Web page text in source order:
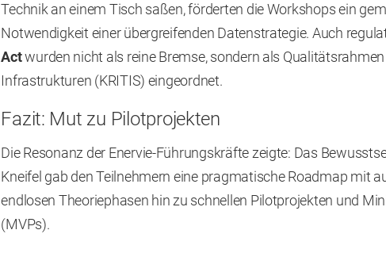
Technik an einem Tisch saßen, förderten die Workshops ein
Notwendigkeit einer übergreifenden Datenstrategie. Auch
Actwurden nicht als reine Bremse, sondern als
Infrastrukturen (KRITIS) eingeordnet.
Fazit: Mut zu Pilotprojekten
Die Resonanz der Enervie-Führungskräfte zeigte: Das
Kneifel gab den Teilnehmern eine pragmatische Roadmap mit
endlosen Theoriephasen hin zu schnellen Pilotprojekten und
(MVPs).